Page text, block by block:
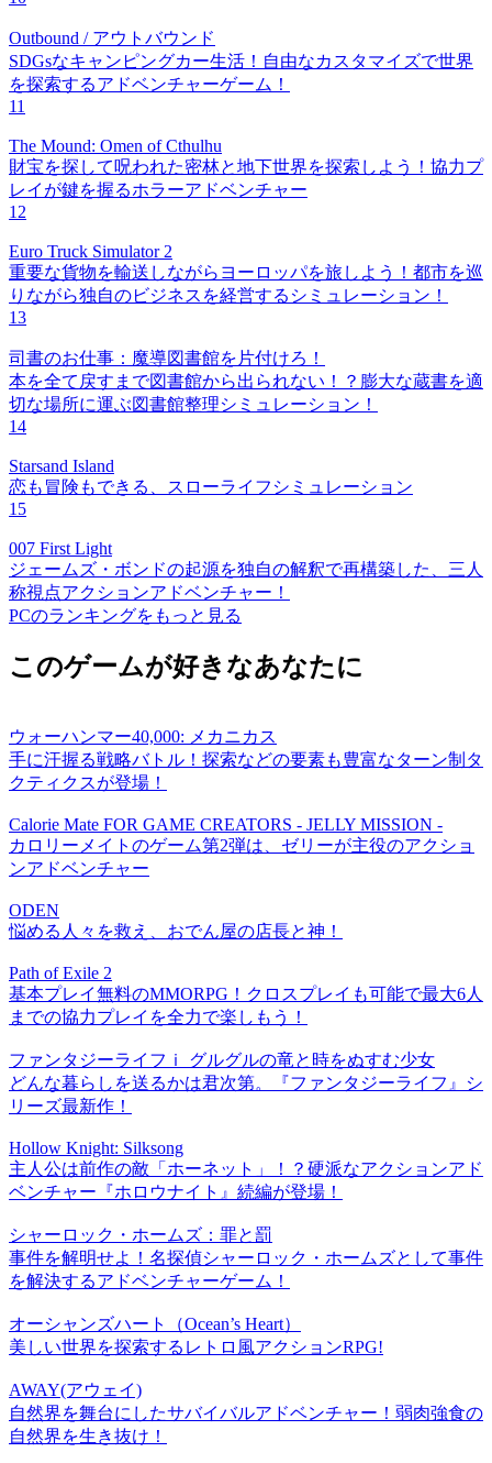
Outbound / アウトバウンド
SDGsなキャンピングカー生活！自由なカスタマイズで世界
を探索するアドベンチャーゲーム！
11
The Mound: Omen of Cthulhu
財宝を探して呪われた密林と地下世界を探索しよう！協力プ
レイが鍵を握るホラーアドベンチャー
12
Euro Truck Simulator 2
重要な貨物を輸送しながらヨーロッパを旅しよう！都市を巡
りながら独自のビジネスを経営するシミュレーション！
13
司書のお仕事：魔導図書館を片付けろ！
本を全て戻すまで図書館から出られない！？膨大な蔵書を適
切な場所に運ぶ図書館整理シミュレーション！
14
Starsand Island
恋も冒険もできる、スローライフシミュレーション
15
007 First Light
ジェームズ・ボンドの起源を独自の解釈で再構築した、三人
称視点アクションアドベンチャー！
PCのランキングをもっと見る
このゲームが好きなあなたに
ウォーハンマー40,000: メカニカス
手に汗握る戦略バトル！探索などの要素も豊富なターン制タ
クティクスが登場！
Calorie Mate FOR GAME CREATORS - JELLY MISSION -
カロリーメイトのゲーム第2弾は、ゼリーが主役のアクショ
ンアドベンチャー
ODEN
悩める人々を救え、おでん屋の店長と神！
Path of Exile 2
基本プレイ無料のMMORPG！クロスプレイも可能で最大6人
までの協力プレイを全力で楽しもう！
ファンタジーライフｉ グルグルの竜と時をぬすむ少女
どんな暮らしを送るかは君次第。『ファンタジーライフ』シ
リーズ最新作！
Hollow Knight: Silksong
主人公は前作の敵「ホーネット」！？硬派なアクションアド
ベンチャー『ホロウナイト』続編が登場！
シャーロック・ホームズ：罪と罰
事件を解明せよ！名探偵シャーロック・ホームズとして事件
を解決するアドベンチャーゲーム！
オーシャンズハート（Ocean’s Heart）
美しい世界を探索するレトロ風アクションRPG!
AWAY(アウェイ)
自然界を舞台にしたサバイバルアドベンチャー！弱肉強食の
自然界を生き抜け！